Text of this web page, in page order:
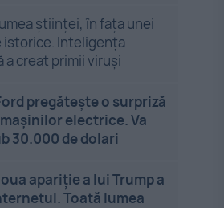
științei, în fața unei
istorice. Inteligența
a creat primii viruși
pregătește o surpriză
electrice. Va
30.000 de dolari
apariție a lui Trump a
Toată lumea